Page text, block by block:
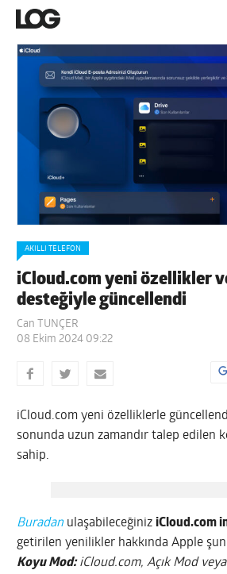
AKILLI TELEFON
iCloud.com yeni özellikler
desteğiyle güncellendi
Can TUNÇER
08 Ekim 2024 09:22
iCloud.com yeni özelliklerle
sonunda uzun zamandır talep edilen
sahip.
BuradanulaşabileceğiniziCloud.com
getirilen yenilikler hakkında Apple
Koyu Mod:iCloud.com, Açık Mod